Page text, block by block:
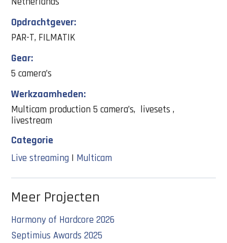
Opdrachtgever:
PAR-T, FILMATIK
Gear:
5 camera’s
Werkzaamheden:
Multicam production 5 camera’s, livesets ,
livestream
Categorie
Live streaming | Multicam
Meer Projecten
Harmony of Hardcore 2026
Septimius Awards 2025